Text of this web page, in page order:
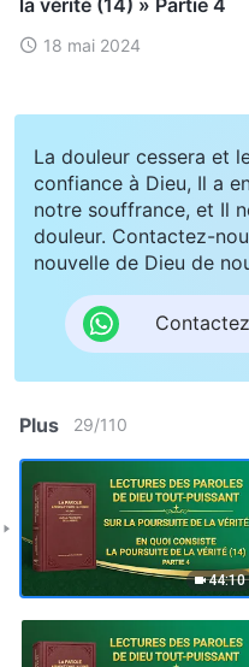
18 mai 2024
La douleur cessera et
confiance à Dieu, Il a
notre souffrance, et Il
douleur. Contactez-
nouvelle de Dieu de
Plus 29/110
44:10